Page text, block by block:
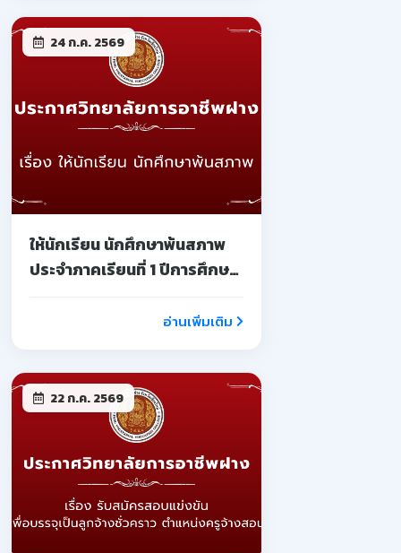
24 ก.ค. 2569
ให้นักเรียน นักศึกษาพ้นสภาพ
ประจำภาคเรียนที่ 1 ปีการศึกษา
อ่านเพิ่มเติม
22 ก.ค. 2569